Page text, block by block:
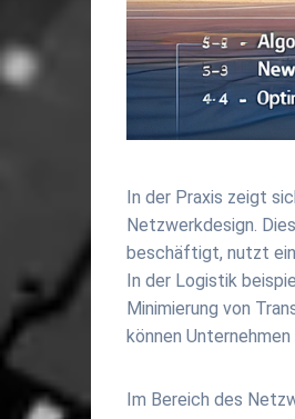
In der Praxis zeigt
Netzwerkdesign.
beschäftigt, nutzt
In der Logistik
Minimierung von
können
Im Bereich des